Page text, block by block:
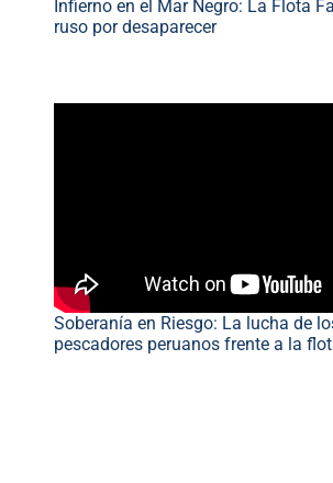
Infierno en el Mar Negro: La Flota
ruso por desaparecer
Soberanía en Riesgo: La lucha de
pescadores peruanos frente a la